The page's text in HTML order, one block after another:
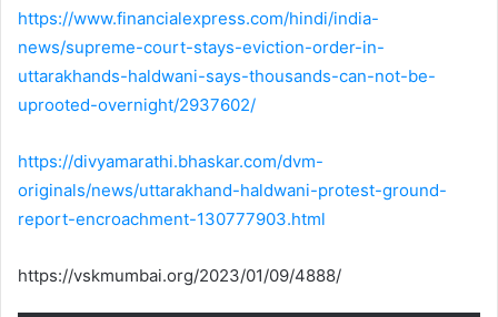
https://www.financialexpress.com/hindi/india-
news/supreme-court-stays-eviction-order-in-
uttarakhands-haldwani-says-thousands-can-not-be-
uprooted-overnight/2937602/
https://divyamarathi.bhaskar.com/dvm-
originals/news/uttarakhand-haldwani-protest-ground-
report-encroachment-130777903.html
https://vskmumbai.org/2023/01/09/4888/